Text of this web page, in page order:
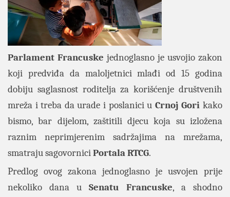
Parlament Francuske jednoglasno je usvojio zakon
koji predviđa da maloljetnici mlađi od 15 godina
dobiju saglasnost roditelja za korišćenje društvenih
mreža i treba da urade i poslanici u Crnoj Gori kako
bismo, bar dijelom, zaštitili djecu koja su izložena
raznim neprimjerenim sadržajima na mrežama,
smatraju sagovorniciPortalaRTCG.
Predlog ovog zakona jednoglasno je usvojen prije
nekoliko dana u Senatu Francuske, a shodno